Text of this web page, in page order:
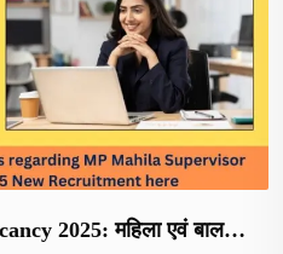
2025: महिला एवं बाल…